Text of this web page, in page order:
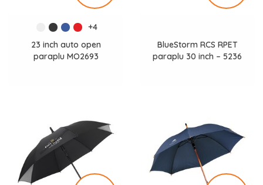
+4
23 inch auto open
paraplu MO2693
BlueStorm RCS RPET
paraplu 30 inch – 5236